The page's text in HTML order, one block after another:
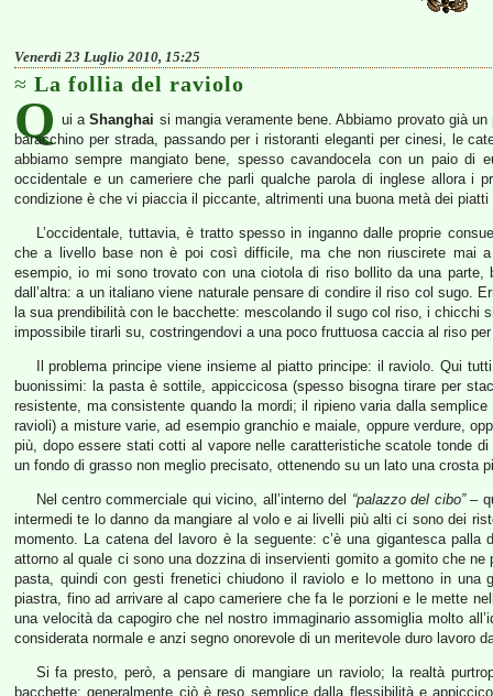
Venerdì 23 Luglio 2010, 15:25
La follia del raviolo
Q ui aShanghai si mangia veramente bene. Abbiamo provato già
baracchino per strada, passando per i ristoranti eleganti per cinesi, le
abbiamo sempre mangiato bene, spesso cavandocela con un paio di
occidentale e un cameriere che parli qualche parola di inglese allora i
condizione è che vi piaccia il piccante, altrimenti una buona metà dei
L’occidentale, tuttavia, è tratto spesso in inganno dalle proprie
che a livello base non è poi così difficile, ma che non riuscirete mai a
esempio, io mi sono trovato con una ciotola di riso bollito da una
dall’altra: a un italiano viene naturale pensare di condire il riso col sugo.
la sua prendibilità con le bacchette: mescolando il sugo col riso, i chicchi
impossibile tirarli su, costringendovi a una poco fruttuosa caccia al riso
Il problema principe viene insieme al piatto principe: il raviolo. Qui
buonissimi: la pasta è sottile, appiccicosa (spesso bisogna tirare per
resistente, ma consistente quando la mordi; il ripieno varia dalla
ravioli) a misture varie, ad esempio granchio e maiale, oppure verdure,
più, dopo essere stati cotti al vapore nelle caratteristiche scatole tonde
un fondo di grasso non meglio precisato, ottenendo su un lato una crosta
Nel centro commerciale qui vicino, all’interno del “palazzo del cibo”–
intermedi te lo danno da mangiare al volo e ai livelli più alti ci sono dei
momento. La catena del lavoro è la seguente: c’è una gigantesca
attorno al quale ci sono una dozzina di inservienti gomito a gomito che
pasta, quindi con gesti frenetici chiudono il raviolo e lo mettono in una
piastra, fino ad arrivare al capo cameriere che fa le porzioni e le mette
una velocità da capogiro che nel nostro immaginario assomiglia molto
considerata normale e anzi segno onorevole di un meritevole duro lavoro
Si fa presto, però, a pensare di mangiare un raviolo; la realtà
bacchette; generalmente ciò è reso semplice dalla flessibilità e